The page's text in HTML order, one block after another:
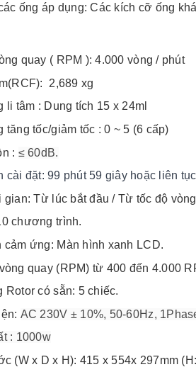
ống áp dụng: Các kích cỡ ống
quay ( RPM ): 4.000 vòng / phút
2,689 xg
li tâm : Dung tích 15 x 24ml
tăng tốc/giảm tốc : 0 ~ 5 (6 cấp)
: ≤ 60dB.
cài đặt: 99 phút 59 giây hoặc liên
Từ lúc bắt đầu / Từ tốc độ
chương trình.
cảm ứng: Màn hình xanh LCD.
quay (RPM) từ 400 đến 4.000
Rotor có sẵn: 5 chiếc.
AC 230V ± 10%, 50-60Hz,
: 1000w
(W x D x H): 415 x 554x 297mm